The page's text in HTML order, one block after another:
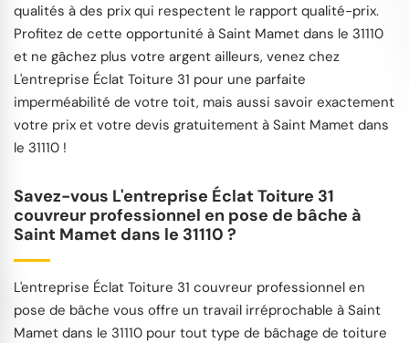
qualités à des prix qui respectent le rapport qualité-prix.
Profitez de cette opportunité à Saint Mamet dans le 31110
et ne gâchez plus votre argent ailleurs, venez chez
L'entreprise Éclat Toiture 31 pour une parfaite
imperméabilité de votre toit, mais aussi savoir exactement
votre prix et votre devis gratuitement à Saint Mamet dans
le 31110 !
Savez-vous L'entreprise Éclat Toiture 31
couvreur professionnel en pose de bâche à
Saint Mamet dans le 31110 ?
L'entreprise Éclat Toiture 31 couvreur professionnel en
pose de bâche vous offre un travail irréprochable à Saint
Mamet dans le 31110 pour tout type de bâchage de toiture